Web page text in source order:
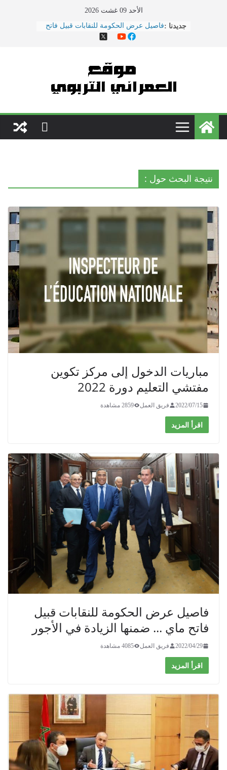
الأحد 09 غشت 2026
جديدنا :هذا ما دار في اجتماع النقابات ووزارة
التربية الوطنية
الاحتجاجات
نقل مدير مؤسسة تعليمية بسلا إلى
المستعجلات بعد تعرضه لاعتداء \"همجي\"
من طرف والد تلميذ
التعليم دورة 2022
ماي ... ضمنها الزيادة في الأجور
نتيجة البحث حول :
مباريات الدخول إلى مركز تكوين
مفتشي التعليم دورة 2022
2022/07/15 فريق العمل 2859 مشاهدة
اقرأ المزيد
فاصيل عرض الحكومة للنقابات قبيل
فاتح ماي ... ضمنها الزيادة في الأجور
2022/04/29 فريق العمل 4085 مشاهدة
اقرأ المزيد